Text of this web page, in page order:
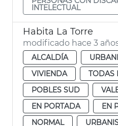
INTELECTUAL
Habita La Torre
modificado hace 3
ALCALDÍA
VIVIENDA
TODAS
POBLES SUD
EN PORTADA
EN
NORMAL